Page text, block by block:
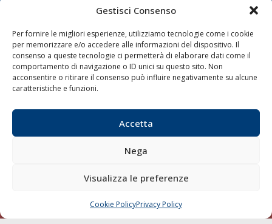
Gestisci Consenso
Per fornire le migliori esperienze, utilizziamo tecnologie come i cookie
per memorizzare e/o accedere alle informazioni del dispositivo. Il
consenso a queste tecnologie ci permetterà di elaborare dati come il
comportamento di navigazione o ID unici su questo sito. Non
acconsentire o ritirare il consenso può influire negativamente su alcune
caratteristiche e funzioni.
Accetta
Nega
Visualizza le preferenze
Cookie PolicyPrivacy Policy
LINK
Shipping
Porti/Interporti
Trasporti
Compagnie di Navigazione
Blue economy
Chi siamo
Contatti
CHIAMA SCRIVI